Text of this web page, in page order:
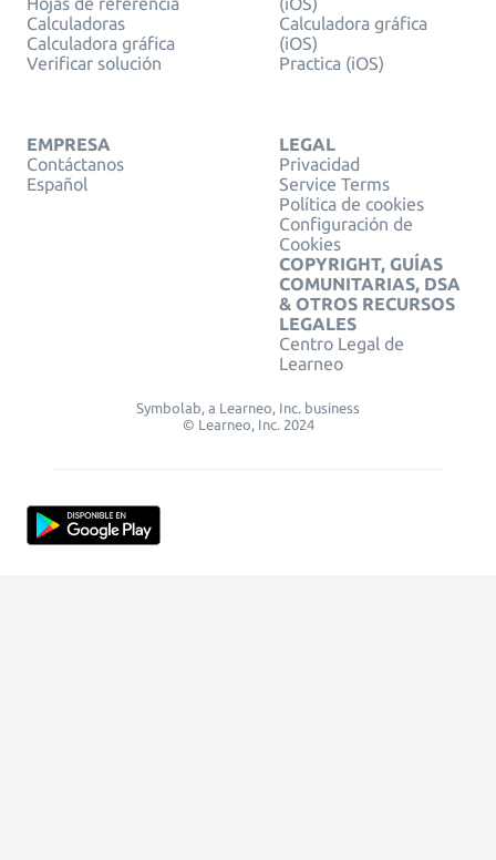
Calculadoras
Calculadora gráfica
Verificar solución
Calculadora gráfica
(iOS)
Practica (iOS)
EMPRESA
Contáctanos
Español
LEGAL
Privacidad
Service Terms
Política de cookies
Configuración de
Cookies
COPYRIGHT, GUÍAS
COMUNITARIAS, DSA
& OTROS RECURSOS
LEGALES
Centro Legal de
Learneo
Symbolab, a Learneo, Inc. business
© Learneo, Inc. 2024